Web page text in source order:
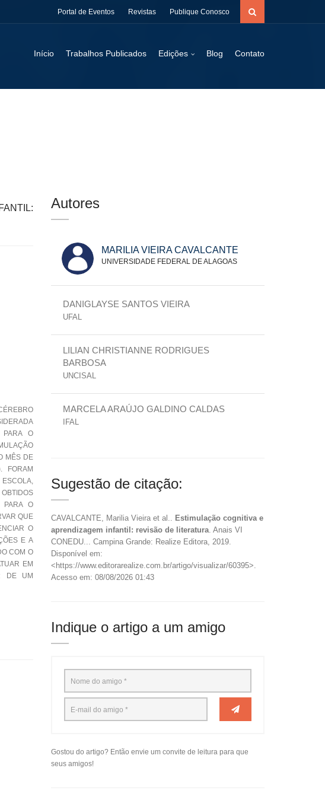
Portal de Eventos Revistas Publique Conosco
Início Trabalhos Publicados Edições Blog Contato
PARA O
MÊS DE
FORAM
PARA O
QUE
O
E A
COM O
EM
DE UM
Autores
MARILIA VIEIRA CAVALCANTE
UNIVERSIDADE FEDERAL DE ALAGOAS
DANIGLAYSE SANTOS VIEIRA
UFAL
LILIAN CHRISTIANNE RODRIGUES
BARBOSA
UNCISAL
MARCELA ARAÚJO GALDINO CALDAS
IFAL
Sugestão de citação:
CAVALCANTE, Marilia Vieira et al.. Estimulação cognitiva e
aprendizagem infantil: revisão de literatura. Anais VI
CONEDU... Campina Grande: Realize Editora, 2019.
Disponível em:
<https://www.editorarealize.com.br/artigo/visualizar/60395>.
Acesso em: 08/08/2026 01:43
Indique o artigo a um amigo
Gostou do artigo? Então envie um convite de leitura para que
seus amigos!